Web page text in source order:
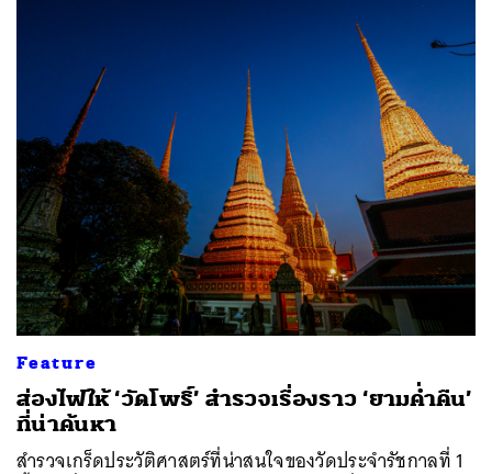
Feature
ส่องไฟให้ ‘วัดโพธิ์’ สำรวจเรื่องราว ‘ยามค่ำคืน’
ที่น่าค้นหา
สำรวจเกร็ดประวัติศาสตร์ที่น่าสนใจของวัดประจำรัชกาลที่ 1
ค้นหา
SHARE TWEET LINE EMAIL